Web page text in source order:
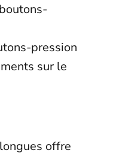
pression
sur le
offre